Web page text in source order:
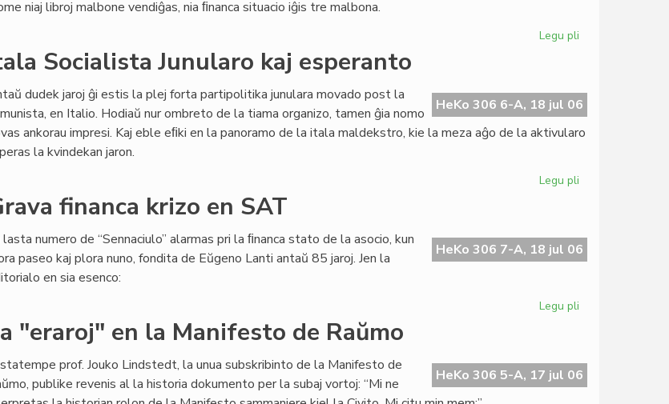
niaj libroj malbone vendiĝas, nia ﬁnanca situacio iĝis tre malbona.
Legu pli
en
Sennacieca
Asocio
Socialista Junularo kaj esperanto
HeKo 306 6-A, 18 jul 06
dudek jaroj ĝi estis la plej forta partipolitika junulara movado post la
en Italio. Hodiaŭ nur ombreto de la tiama organizo, tamen ĝia nomo
ankorau impresi. Kaj eble eﬁki en la panoramo de la itala maldekstro, kie la meza aĝo de la aktivularo
la kvindekan jaron.
Legu pli
kaj
esperanto
financa krizo en SAT
HeKo 306 7-A, 18 jul 06
lasta numero de “Sennaciulo” alarmas pri la ﬁnanca stato de la asocio, kun
paseo kaj plora nuno, fondita de Eŭgeno Lanti antaŭ 85 jaroj. Jen la
en sia esenco:
Legu pli
en
SAT
"eraroj" en la Manifesto de Raŭmo
HeKo 306 5-A, 17 jul 06
prof. Jouko Lindstedt, la unua subskribinto de la Manifesto de
publike revenis al la historia dokumento per la subaj vortoj: “Mi ne